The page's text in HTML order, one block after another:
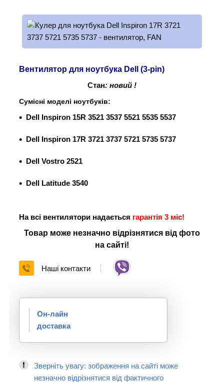
Вентилятор для ноутбука Dell (3-pin)
Стан: новий !
Сумісні моделі ноутбуків:
Dell Inspiron 15R 3521 3537 5521 5535 5537
Dell Inspiron 17R 3721 3737 5721 5735 5737
Dell Vostro 2521
Dell Latitude 3540
На всі вентилятори надається гарантія 3 міс!
Товар може незначно відрізнятися від фото
на сайті!
Наші контакти
Он-лайн
доставка
Зверніть увагу: зображення на сайті може
незначно відрізнятися від фактичного